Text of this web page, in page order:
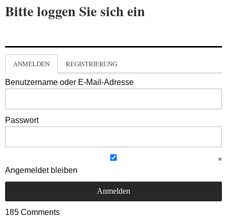
Bitte loggen Sie sich ein
ANMELDEN REGISTRIERUNG
Benutzername oder E-Mail-Adresse
Passwort
Angemeldet bleiben
185 Comments